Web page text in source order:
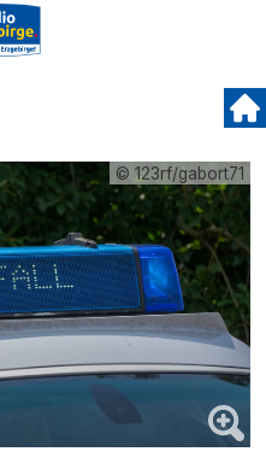
© 123rf/gabort71